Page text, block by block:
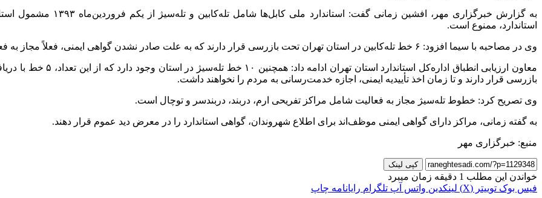
به گزارش خبرگزاری مهر، افشین زمانی گفت: استاندارد ملی کابل‌ها شامل تله‌کابین و تله‌سیژ از یکم فروردین‌ماه ۱۳۹۳ مشمول استاندارد اجباری شده و بهره‌برداری از این مراکز بدون دریافت
استاندارد، ممنوع است.
وی در مصاحبه با سیما افزود: ۶ خط تله‌کابین در استان تهران تحت بازرسی قرار دارند که به علت صادر نشدن گواهی ایمنی، فعلاً مجاز به فعالیت نیستند.
معاون ارزیابی انطباق اداره‌کل استاندارد استان تهران ادامه داد: همچنین ۱۰ خط تله‌سیژ
بازرسی قرار دارند و تا زمان اخذ تأییدیه ایمنی، اجازه خدمت‌رسانی به مردم را نخواهند داشت.
وی تصریح کرد: خطوط تله‌سیژ مجاز به فعالیت شامل مراکز تفریحی ارم، دربند، دربندسر و توچال است.
به گفته زمانی، مراکز دارای گواهی ایمنی موظف‌اند برای اطلاع شهروندان، گواهی استاندارد را در معرض دید عموم قرار دهند.
منبع: خبرگزاری مهر
کپی لینک
خواندن این مطلب 1 دقیقه زمان میبرد
فیس بوک توییتر (X) لینکدین واتس آپ تلگرام رایانامه چاپ